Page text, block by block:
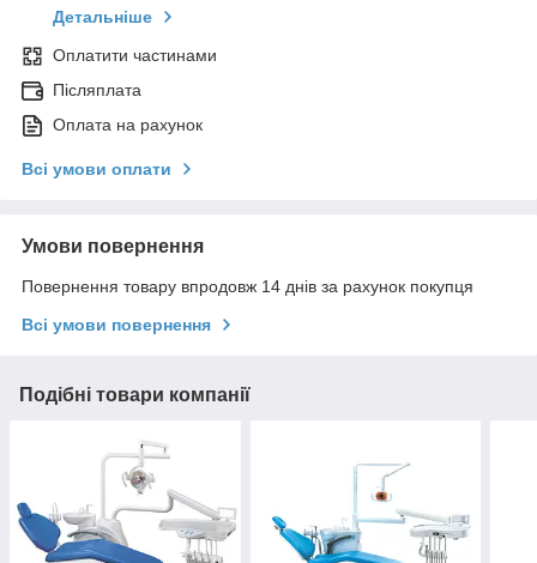
Детальніше
Оплатити частинами
Післяплата
Оплата на рахунок
Всі умови оплати
Умови повернення
Повернення товару впродовж 14 днів за рахунок покупця
Всі умови повернення
Подібні товари компанії